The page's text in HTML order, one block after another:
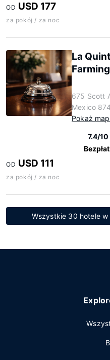
OD USD 177
za pokój / za noc
La
675 Scott
Mexico
Pokaż
7.4/10
OD USD 111
za pokój / za noc
Wszystkie 30 hotele